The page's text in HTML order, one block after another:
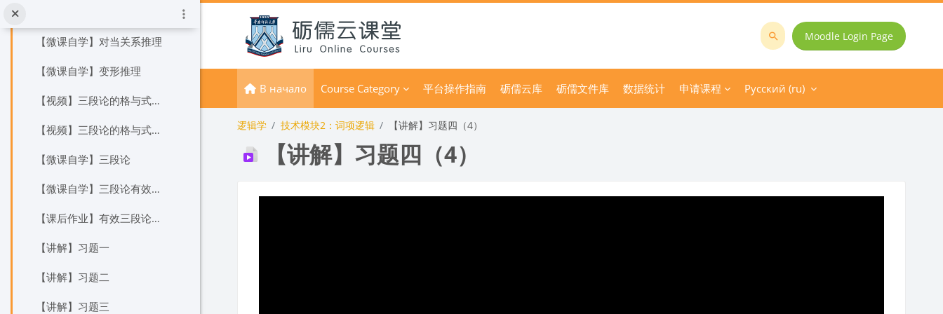
Перейти к основному содержанию
【微课自学】对当关系推理
【微课自学】变形推理
【视频】三段论的格与式（上）
【视频】三段论的格与式（下）
【微课自学】三段论
【微课自学】三段论有效性判定
【课后作业】有效三段论各格性质证明
【讲解】习题一
【讲解】习题二
【讲解】习题三
Поиск
Moodle Login Page
В начало Course Category 平台操作指南 砺儒云库 砺儒文件库 数据统计 申请课程 Русский ‎(ru)‎
逻辑学 技术模块2：词项逻辑 【讲解】习题四（4）
【讲解】习题四（4）
Требуемые условия завершения